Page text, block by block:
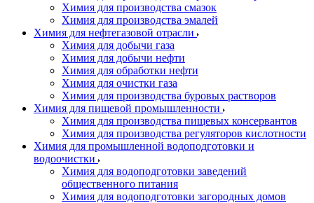
Химия для производства смазок
Химия для производства эмалей
Химия для нефтегазовой отрасли
Химия для добычи газа
Химия для добычи нефти
Химия для обработки нефти
Химия для очистки газа
Химия для производства буровых растворов
Химия для пищевой промышленности
Химия для производства пищевых консервантов
Химия для производства регуляторов кислотности
Химия для промышленной водоподготовки и
водоочистки
Химия для водоподготовки заведений
общественного питания
Химия для водоподготовки загородных домов